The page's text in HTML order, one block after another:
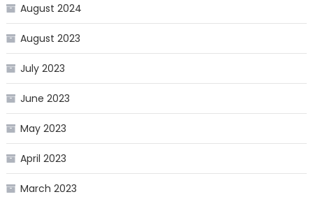
August 2024
August 2023
July 2023
June 2023
May 2023
April 2023
March 2023